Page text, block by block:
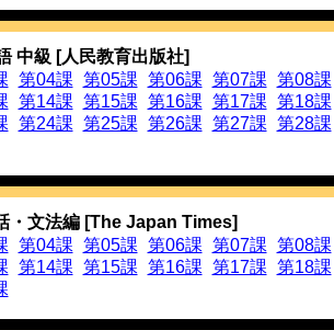
多言語化へのリンクを追加しました。多言語
力結果に対して，アクセント核推定誤りを修正
読み（平仮名列）をクリックすると，当該モー
2013年8月のアクセス履歴を追加しました。
行いました。トップページの英国国旗からご覧に
2013年6月のアクセス履歴を追加しました。
2013年5月のアクセス履歴を追加しました。
問文に対応させました。文末に「？」を付ける
になります。
した。
本語[げんき]（The Japan Times）」を追加しまし
2013年4月のアクセス履歴を追加しました。
中級 [人民教育出版社]
第04課 第05課 第06課 第07課 第08課
第14課 第15課 第16課 第17課 第18課
第24課 第25課 第26課 第27課 第28課
・文法編 [The Japan Times]
第04課 第05課 第06課 第07課 第08課
第14課 第15課 第16課 第17課 第18課